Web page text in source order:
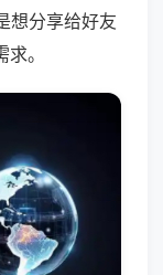
想分享给好友
。